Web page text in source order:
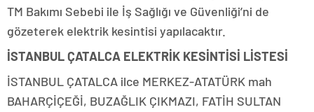
TM Bakımı Sebebi ile İş Sağlığı ve Güvenliği’ni de
gözeterek elektrik kesintisi yapılacaktır.
İSTANBUL ÇATALCA ELEKTRİK KESİNTİSİ LİSTESİ
İSTANBUL ÇATALCA ilce MERKEZ-ATATÜRK mah
BAHARÇİÇEĞİ, BUZAĞLIK ÇIKMAZI, FATİH SULTAN